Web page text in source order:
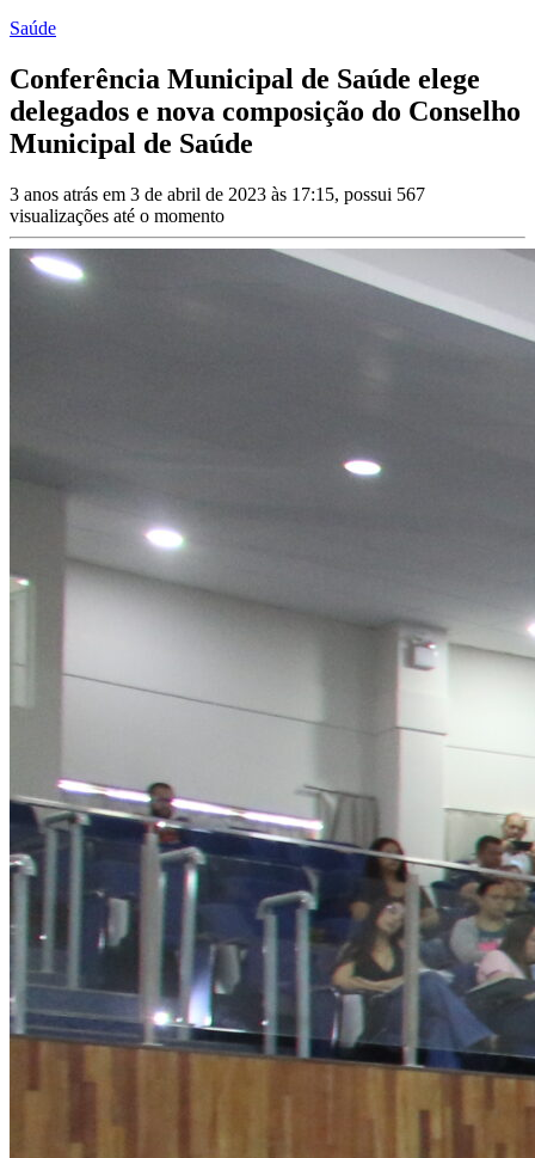
Saúde
Conferência Municipal de Saúde elege
delegados e nova composição do Conselho
Municipal de Saúde
3 anos atrás em 3 de abril de 2023 às 17:15, possui 567
visualizações até o momento